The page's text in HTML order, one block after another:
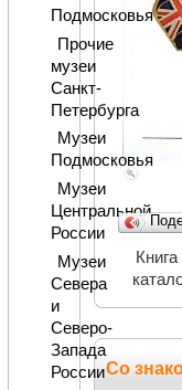
Со
Подмосковья
Прочие
музеи
Санкт-
Петербурга
Музеи
Подмосковья
Музеи
Центральной
России
Музеи
Севера
и
Северо-
Запада
России